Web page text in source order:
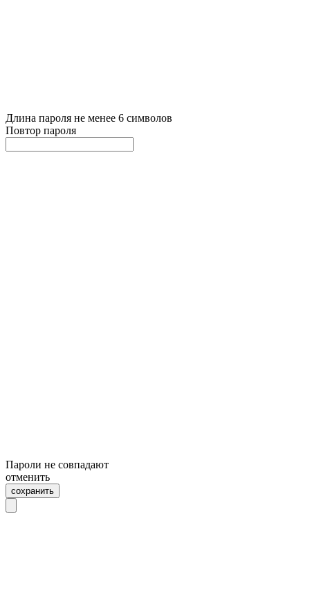
Длина пароля не менее 6 символов
Повтор пароля
Пароли не совпадают
отменить
сохранить